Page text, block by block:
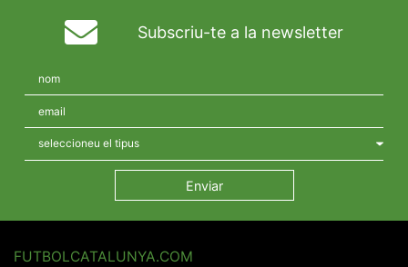
Subscriu-te a la newsletter
FUTBOLCATALUNYA.COM